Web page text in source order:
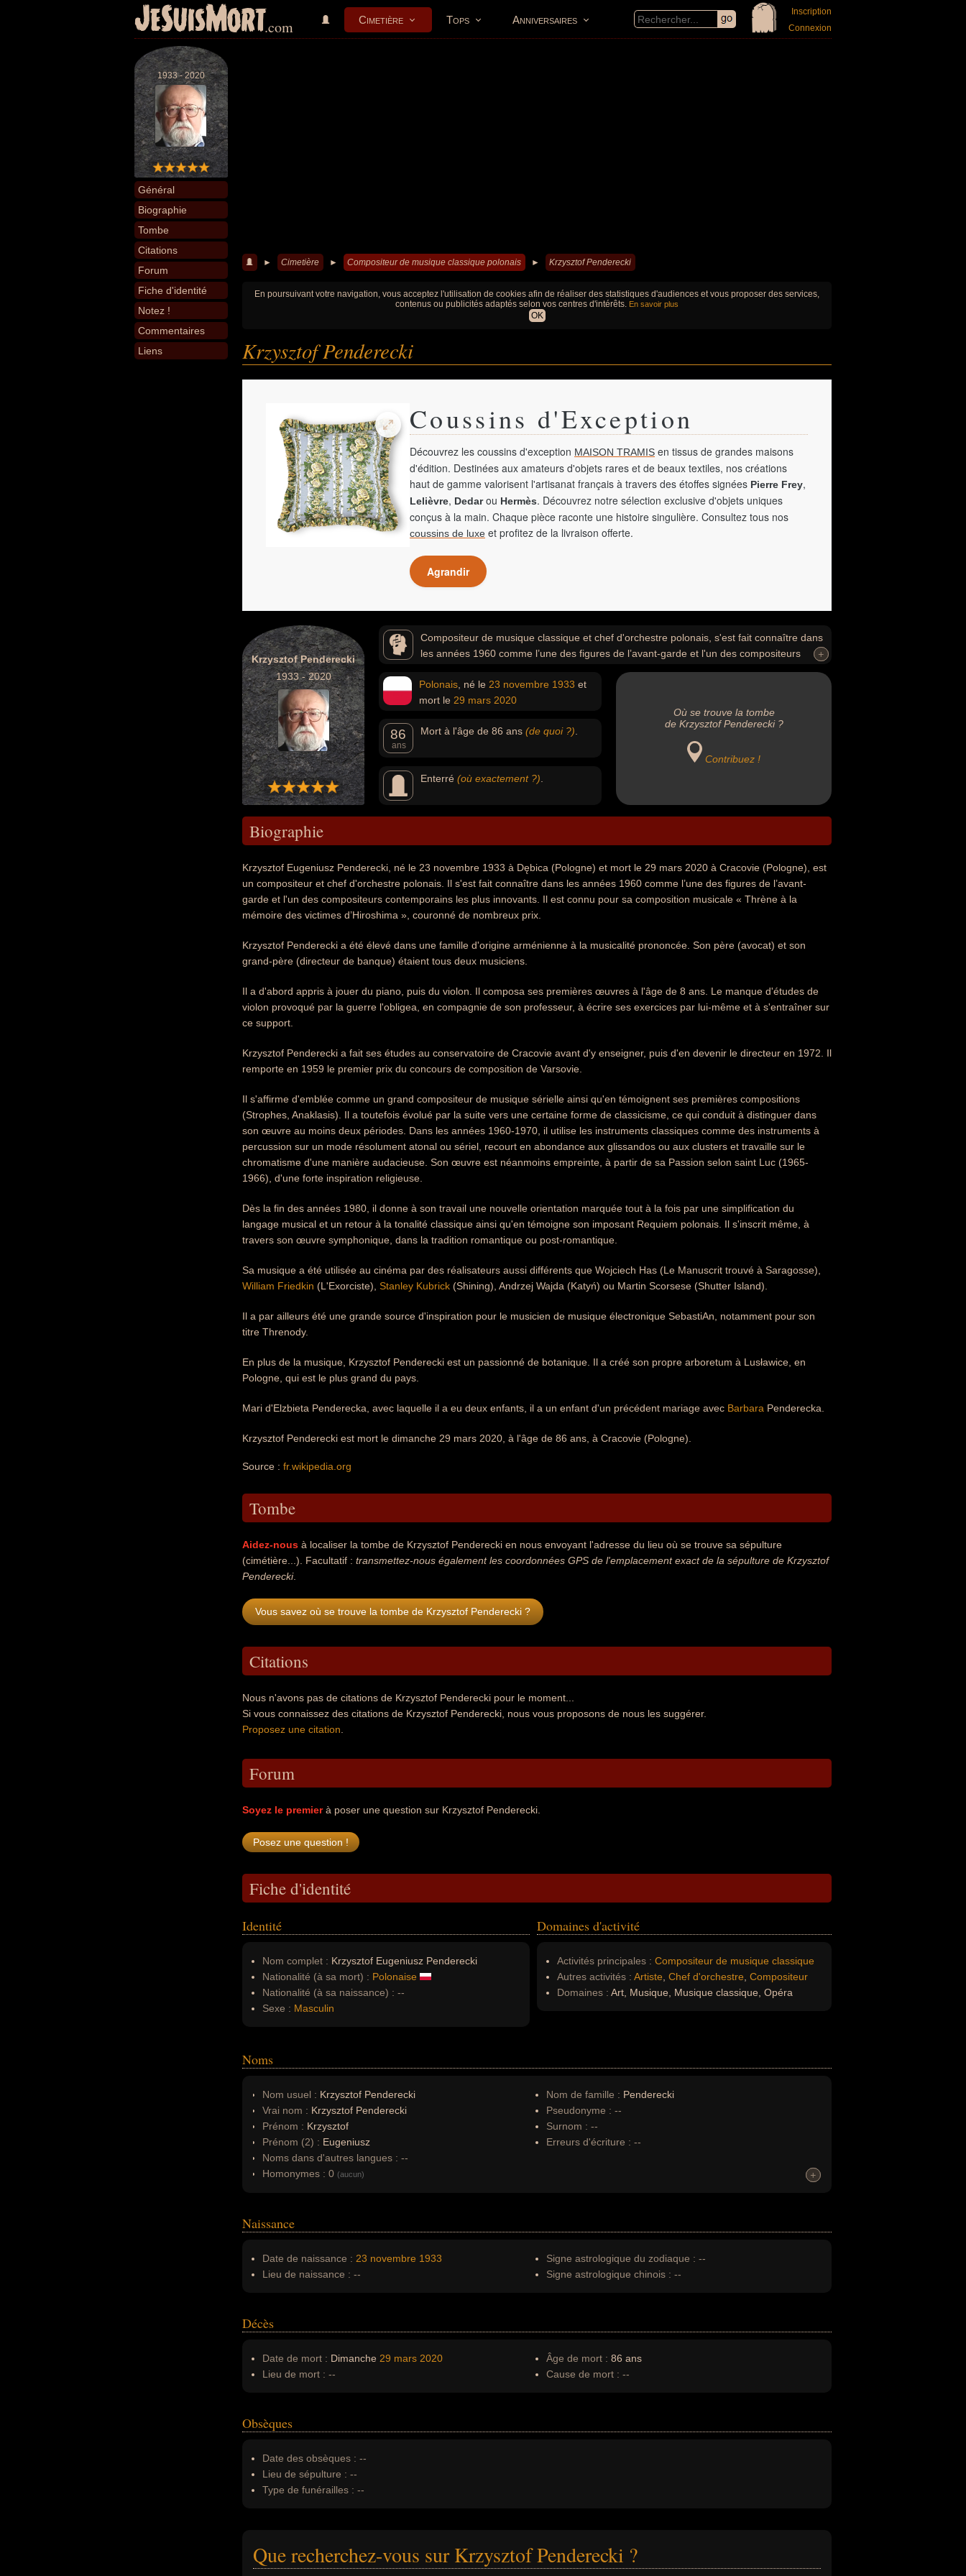
JeSuisMort.com Cimetière Tops Anniversaires
Inscription
Connexion
1933 - 2020
Général
Biographie
Tombe
Citations
Forum
Fiche d'identité
Notez !
Commentaires
Liens
► Cimetière ► Compositeur de musique classique polonais ► Krzysztof Penderecki
En poursuivant votre navigation, vous acceptez l'utilisation de cookies afin de réaliser des statistiques d'audiences et vous proposer des services,
contenus ou publicités adaptés selon vos centres d'intérêts. En savoir plus
OK
Krzysztof Penderecki
Coussins d'Exception
Découvrez les coussins d'exception MAISON TRAMIS en tissus de grandes maisons
d'édition. Destinées aux amateurs d'objets rares et de beaux textiles, nos créations
haut de gamme valorisent l'artisanat français à travers des étoffes signées Pierre Frey,
Lelièvre, Dedarou Hermès. Découvrez notre sélection exclusive d'objets uniques
conçus à la main. Chaque pièce raconte une histoire singulière. Consultez tous nos
coussins de luxe et profitez de la livraison offerte.
Agrandir
Krzysztof Penderecki
1933 - 2020
Compositeur de musique classique et chef d'orchestre polonais, s'est fait connaître dans
les années 1960 comme l’une des figures de l’avant-garde et l'un des compositeurs
mémoire des victimes d’Hiroshima », couronné de nombreux prix.
+
+
Polonais , né le 23 novembre 1933 et
mort le 29 mars 2020
86
ans
Mort à l'âge de 86 ans (de quoi ?)
Enterré (où exactement ?)
Où se trouve la tombe
de Krzysztof Penderecki ?
Contribuez !
Biographie
Krzysztof Eugeniusz Penderecki, né le 23 novembre 1933 à Dębica (Pologne) et mort le 29 mars 2020 à Cracovie (Pologne), est
un compositeur et chef d'orchestre polonais. Il s'est fait connaître dans les années 1960 comme l’une des figures de l’avant-
garde et l'un des compositeurs contemporains les plus innovants. Il est connu pour sa composition musicale « Thrène à la
mémoire des victimes d’Hiroshima », couronné de nombreux prix.
Krzysztof Penderecki a été élevé dans une famille d'origine arménienne à la musicalité prononcée. Son père (avocat) et son
grand-père (directeur de banque) étaient tous deux musiciens.
Il a d'abord appris à jouer du piano, puis du violon. Il composa ses premières œuvres à l'âge de 8 ans. Le manque d'études de
violon provoqué par la guerre l'obligea, en compagnie de son professeur, à écrire ses exercices par lui-même et à s'entraîner sur
ce support.
Krzysztof Penderecki a fait ses études au conservatoire de Cracovie avant d'y enseigner, puis d'en devenir le directeur en 1972. Il
remporte en 1959 le premier prix du concours de composition de Varsovie.
Il s'affirme d'emblée comme un grand compositeur de musique sérielle ainsi qu'en témoignent ses premières compositions
(Strophes, Anaklasis). Il a toutefois évolué par la suite vers une certaine forme de classicisme, ce qui conduit à distinguer dans
son œuvre au moins deux périodes. Dans les années 1960-1970, il utilise les instruments classiques comme des instruments à
percussion sur un mode résolument atonal ou sériel, recourt en abondance aux glissandos ou aux clusters et travaille sur le
chromatisme d'une manière audacieuse. Son œuvre est néanmoins empreinte, à partir de sa Passion selon saint Luc (1965-
1966), d'une forte inspiration religieuse.
Dès la fin des années 1980, il donne à son travail une nouvelle orientation marquée tout à la fois par une simplification du
langage musical et un retour à la tonalité classique ainsi qu'en témoigne son imposant Requiem polonais. Il s'inscrit même, à
travers son œuvre symphonique, dans la tradition romantique ou post-romantique.
Sa musique a été utilisée au cinéma par des réalisateurs aussi différents que Wojciech Has (Le Manuscrit trouvé à Saragosse),
William Friedkin (L'Exorciste), Stanley Kubrick (Shining), Andrzej Wajda (Katyń) ou Martin Scorsese (Shutter Island).
Il a par ailleurs été une grande source d'inspiration pour le musicien de musique électronique SebastiAn, notamment pour son
titre Threnody.
En plus de la musique, Krzysztof Penderecki est un passionné de botanique. Il a créé son propre arboretum à Lusławice, en
Pologne, qui est le plus grand du pays.
Mari d'Elzbieta Penderecka, avec laquelle il a eu deux enfants, il a un enfant d'un précédent mariage avec Barbara Penderecka.
Krzysztof Penderecki est mort le dimanche 29 mars 2020, à l'âge de 86 ans, à Cracovie (Pologne).
Source : fr.wikipedia.org
Tombe
Aidez-nous à localiser la tombe de Krzysztof Penderecki en nous envoyant l'adresse du lieu où se trouve sa sépulture
(cimétière...). Facultatif : transmettez-nous également les coordonnées GPS de l'emplacement exact de la sépulture de Krzysztof
Penderecki.
Vous savez où se trouve la tombe de Krzysztof Penderecki ?
Citations
Nous n'avons pas de citations de Krzysztof Penderecki pour le moment...
Si vous connaissez des citations de Krzysztof Penderecki, nous vous proposons de nous les suggérer.
Proposez une citation
Forum
Soyez le premierà poser une question sur Krzysztof Penderecki.
Fiche d'identité
Identité
Nom complet : Krzysztof Eugeniusz Penderecki
Nationalité (à sa mort) : Polonaise
Nationalité (à sa naissance) : --
Sexe : Masculin
Domaines d'activité
Activités principales : Compositeur de musique classique
Autres activités : Artiste Chef d'orchestre Compositeur
Domaines : Art, Musique, Musique classique, Opéra
Noms
Nom usuel : Krzysztof Penderecki
Vrai nom : Krzysztof Penderecki
Prénom : Krzysztof
Prénom (2) : Eugeniusz
Noms dans d'autres langues : --
Homonymes : 0 (aucun)
Nom de famille : Penderecki
Pseudonyme : --
Surnom : --
Erreurs d'écriture : --
+
+
Naissance
Date de naissance : 23 novembre 1933
Lieu de naissance : --
Signe astrologique du zodiaque : --
Signe astrologique chinois : --
Décès
Date de mort : Dimanche 29 mars 2020
Lieu de mort : --
Âge de mort : 86 ans
Cause de mort : --
Obsèques
Date des obsèques : --
Lieu de sépulture : --
Type de funérailles : --
Que recherchez-vous sur Krzysztof Penderecki ?